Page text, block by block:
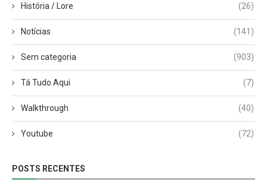
História / Lore (26)
Notícias (141)
Sem categoria (903)
Tá Tudo Aqui (7)
Walkthrough (40)
Youtube (72)
POSTS RECENTES